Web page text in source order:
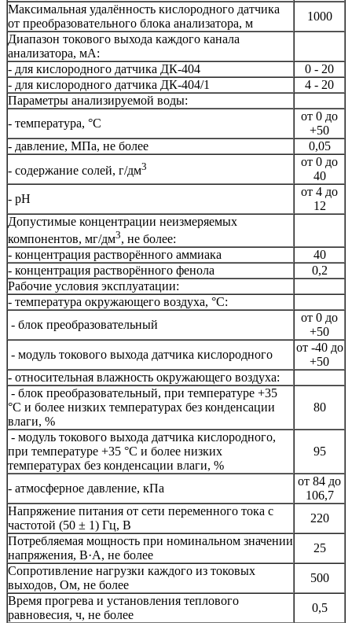
Максимальная удалённость кислородного датчика
от преобразовательного блока анализатора, м
1000
Диапазон токового выхода каждого канала
анализатора, мА:
- для кислородного датчика ДК-404
0 - 20
- для кислородного датчика ДК-404/1
4 - 20
Параметры анализируемой воды:
- температура, °С
от 0 до
+50
- давление, МПа, не более
0,05
- содержание солей, г/дм3
от 0 до
40
- рН
от 4 до
12
Допустимые концентрации неизмеряемых
компонентов, мг/дм3, не более:
- концентрация растворённого аммиака
40
- концентрация растворённого фенола
0,2
Рабочие условия эксплуатации:
- температура окружающего воздуха, °C:
- блок преобразовательный
от 0 до
+50
- модуль токового выхода датчика кислородного
от -40 до
+50
- относительная влажность окружающего воздуха:
- блок преобразовательный, при температуре +35
°C и более низких температурах без конденсации
влаги, %
80
- модуль токового выхода датчика кислородного,
при температуре +35 °C и более низких
температурах без конденсации влаги, %
95
- атмосферное давление, кПа
от 84 до
106,7
Напряжение питания от сети переменного тока с
частотой (50 ± 1) Гц, В
220
Потребляемая мощность при номинальном значении
напряжения, В·А, не более
25
Сопротивление нагрузки каждого из токовых
выходов, Ом, не более
500
Время прогрева и установления теплового
равновесия, ч, не более
0,5